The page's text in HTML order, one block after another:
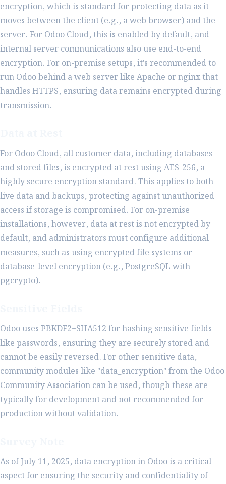
encryption, which is standard for protecting data as it
moves between the client (e.g., a web browser) and the
server. For Odoo Cloud, this is enabled by default, and
internal server communications also use end-to-end
encryption. For on-premise setups, it's recommended to
run Odoo behind a web server like Apache or nginx that
handles HTTPS, ensuring data remains encrypted during
transmission.
For Odoo Cloud, all customer data, including databases
and stored files, is encrypted at rest using AES-256, a
highly secure encryption standard. This applies to both
live data and backups, protecting against unauthorized
access if storage is compromised. For on-premise
installations, however, data at rest is not encrypted by
default, and administrators must configure additional
measures, such as using encrypted file systems or
database-level encryption (e.g., PostgreSQL with
pgcrypto).
Odoo uses PBKDF2+SHA512 for hashing sensitive fields
like passwords, ensuring they are securely stored and
cannot be easily reversed. For other sensitive data,
community modules like "data_encryption" from the Odoo
Community Association can be used, though these are
typically for development and not recommended for
production without validation.
As of July 11, 2025, data encryption in Odoo is a critical
aspect for ensuring the security and confidentiality of